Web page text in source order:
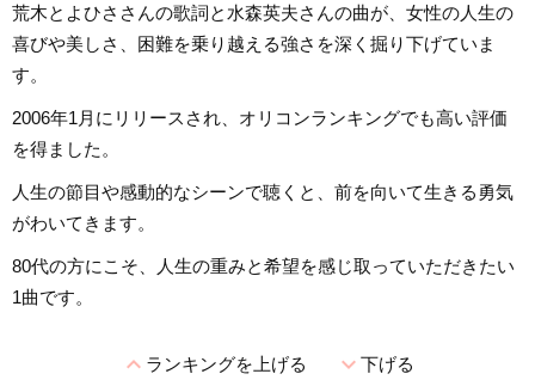
荒木とよひささんの歌詞と水森英夫さんの曲が、女性の人生の
喜びや美しさ、困難を乗り越える強さを深く掘り下げていま
す。
2006年1月にリリースされ、オリコンランキングでも高い評価
を得ました。
人生の節目や感動的なシーンで聴くと、前を向いて生きる勇気
がわいてきます。
80代の方にこそ、人生の重みと希望を感じ取っていただきたい
1曲です。
expand_lessランキングを上げる expand_more下げる